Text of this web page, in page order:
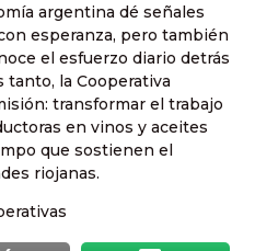
argentina dé señales
esperanza, pero también
el esfuerzo diario detrás
tanto, la Cooperativa
transformar el trabajo
en vinos y aceites
que sostienen el
riojanas.